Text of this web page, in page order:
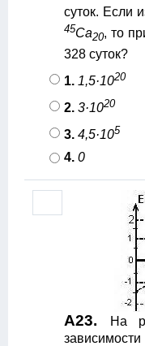
суток. Если
45Ca20, то
328 суток?
1. 1,5·1020
2. 3·1020
3. 4,5·105
4. 0
А23.
На